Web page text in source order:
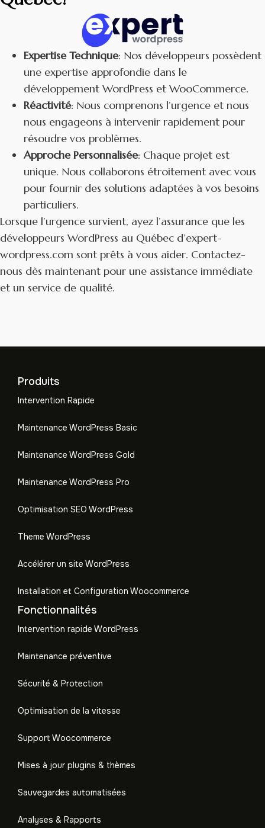
Expertise Technique: Nos développeurs possèdent
une expertise approfondie dans le
développement WordPress et WooCommerce.
Réactivité: Nous comprenons l’urgence et nous
nous engageons à intervenir rapidement pour
résoudre vos problèmes.
Approche Personnalisée: Chaque projet est
unique. Nous collaborons étroitement avec vous
pour fournir des solutions adaptées à vos besoins
particuliers.
Lorsque l’urgence survient, ayez l’assurance que les
développeurs WordPress au Québec d’expert-
wordpress.com sont prêts à vous aider. Contactez-
nous dès maintenant pour une assistance immédiate
et un service de qualité.
Produits
Intervention Rapide
Maintenance WordPress Basic
Maintenance WordPress Gold
Maintenance WordPress Pro
Optimisation SEO WordPress
Theme WordPress
Accélérer un site WordPress
Installation et Configuration Woocommerce
Fonctionnalités
Intervention rapide WordPress
Maintenance préventive
Sécurité & Protection
Optimisation de la vitesse
Support Woocommerce
Mises à jour plugins & thèmes
Sauvegardes automatisées
Analyses & Rapports